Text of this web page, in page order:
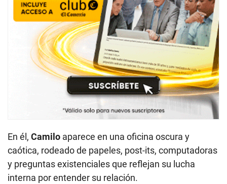
En él, Camilo aparece en una oficina oscura y
caótica, rodeado de papeles, post-its, computadoras
y preguntas existenciales que reflejan su lucha
interna por entender su relación.